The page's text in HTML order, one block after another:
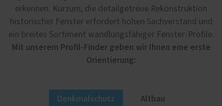
erkennen. Kurzum, die detailgetreue Rekonstruktion
historischer Fenster erfordert hohen Sachverstand und
ein breites Sortiment wandlungsfähiger Fenster-Profile.
Mit unserem Profil-Finder geben wir Ihnen eine erste
Orientierung:
Denkmalschutz Altbau